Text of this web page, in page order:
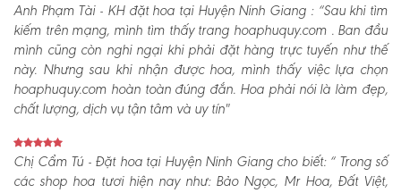
Anh Phạm Tài - KH đặt hoa tại Huyện Ninh Giang :“Sau khi tìm
kiếm trên mạng, mình tìm thấy trang hoaphuquy.com . Ban đầu
mình cũng còn nghi ngại khi phải đặt hàng trực tuyến như thế
này. Nhưng sau khi nhận được hoa, mình thấy việc lựa chọn
hoaphuquy.com hoàn toàn đúng đắn. Hoa phải nói là làm đẹp,
chất lượng, dịch vụ tận tâm và uy tín"
Chị Cẩm Tú - Đặt hoa tại Huyện Ninh Giang cho biết:“ Trong số
các shop hoa tươi hiện nay như: Bảo Ngọc, Mr Hoa, Đất Việt,